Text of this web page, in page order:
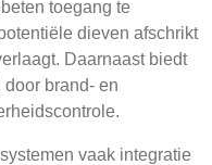
toegang te
dieven afschrikt
Daarnaast biedt
brand- en
vaak integratie